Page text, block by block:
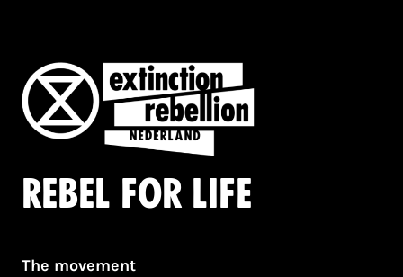
Rebel for life
The movement